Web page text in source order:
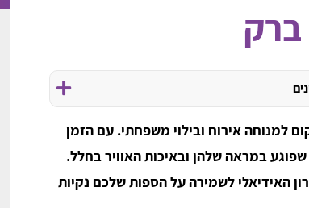
ברק
למנוחה אירוח ובילוי משפחתי. עם הזמן
במראה שלהן ובאיכות האוויר בחלל.
האידיאלי לשמירה על הספות שלכם נקיות